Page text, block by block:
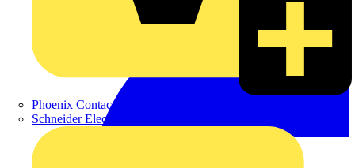
Phoenix Contact
Schneider Electric